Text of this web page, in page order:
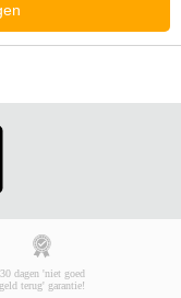
30 dagen 'niet goed
geld terug' garantie!